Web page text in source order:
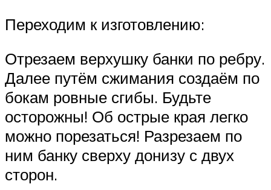
Переходим к изготовлению:
Отрезаем верхушку банки по ребру.
Далее путём сжимания создаём по
бокам ровные сгибы. Будьте
осторожны! Об острые края легко
можно порезаться! Разрезаем по
ним банку сверху донизу с двух
сторон.